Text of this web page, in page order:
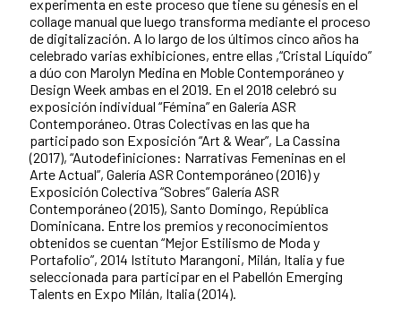
experimenta en este proceso que tiene su génesis en el
collage manual que luego transforma mediante el proceso
de digitalización. A lo largo de los últimos cinco años ha
celebrado varias exhibiciones, entre ellas ,“Cristal Líquido”
a dúo con Marolyn Medina en Moble Contemporáneo y
Design Week ambas en el 2019. En el 2018 celebró su
exposición individual “Fémina” en Galería ASR
Contemporáneo. Otras Colectivas en las que ha
participado son Exposición “Art & Wear”, La Cassina
(2017), “Autodefiniciones: Narrativas Femeninas en el
Arte Actual”, Galería ASR Contemporáneo (2016) y
Exposición Colectiva “Sobres” Galería ASR
Contemporáneo (2015), Santo Domingo, República
Dominicana. Entre los premios y reconocimientos
obtenidos se cuentan “Mejor Estilismo de Moda y
Portafolio”, 2014 Istituto Marangoni, Milán, Italia y fue
seleccionada para participar en el Pabellón Emerging
Talents en Expo Milán, Italia (2014).